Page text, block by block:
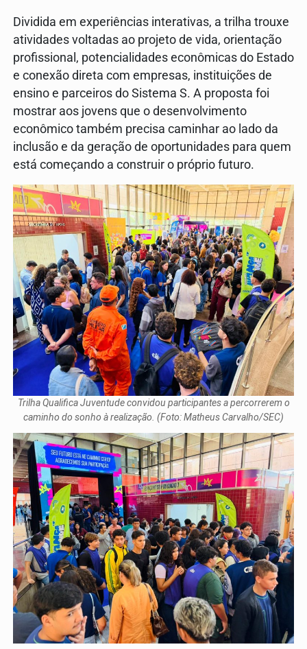
Dividida em experiências interativas, a trilha trouxe
atividades voltadas ao projeto de vida, orientação
profissional, potencialidades econômicas do Estado
e conexão direta com empresas, instituições de
ensino e parceiros do Sistema S. A proposta foi
mostrar aos jovens que o desenvolvimento
econômico também precisa caminhar ao lado da
inclusão e da geração de oportunidades para quem
está começando a construir o próprio futuro.
Trilha Qualifica Juventude convidou participantes a percorrerem o
caminho do sonho à realização. (Foto: Matheus Carvalho/SEC)